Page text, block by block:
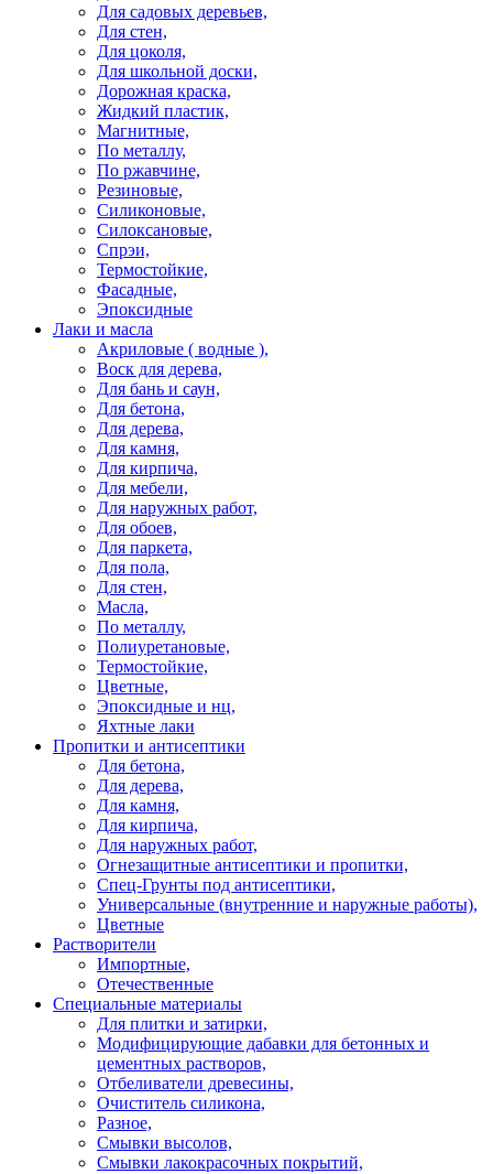
Для садовых деревьев,
Для стен,
Для цоколя,
Для школьной доски,
Дорожная краска,
Жидкий пластик,
Магнитные,
По металлу,
По ржавчине,
Резиновые,
Силиконовые,
Силоксановые,
Спрэи,
Термостойкие,
Фасадные,
Эпоксидные
Лаки и масла
Акриловые ( водные ),
Воск для дерева,
Для бань и саун,
Для бетона,
Для дерева,
Для камня,
Для кирпича,
Для мебели,
Для наружных работ,
Для обоев,
Для паркета,
Для пола,
Для стен,
Масла,
По металлу,
Полиуретановые,
Термостойкие,
Цветные,
Эпоксидные и нц,
Яхтные лаки
Пропитки и антисептики
Для бетона,
Для дерева,
Для камня,
Для кирпича,
Для наружных работ,
Огнезащитные антисептики и пропитки,
Спец-Грунты под антисептики,
Универсальные (внутренние и наружные работы),
Цветные
Растворители
Импортные,
Отечественные
Специальные материалы
Для плитки и затирки,
Модифицирующие дабавки для бетонных и
цементных растворов,
Отбеливатели древесины,
Очиститель силикона,
Разное,
Смывки высолов,
Смывки лакокрасочных покрытий,